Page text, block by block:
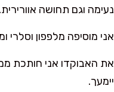
נעימה וגם תחושה אוורירית.
אני מוסיפה מלפפון
את האבוקדו אני חותכת
יימעך.